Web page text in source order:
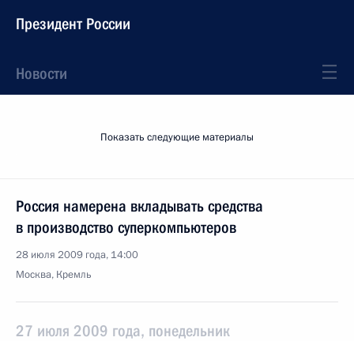
Президент России
Новости
Показать следующие материалы
Россия намерена вкладывать средства
в производство суперкомпьютеров
28 июля 2009 года, 14:00
Москва, Кремль
27 июля 2009 года, понедельник